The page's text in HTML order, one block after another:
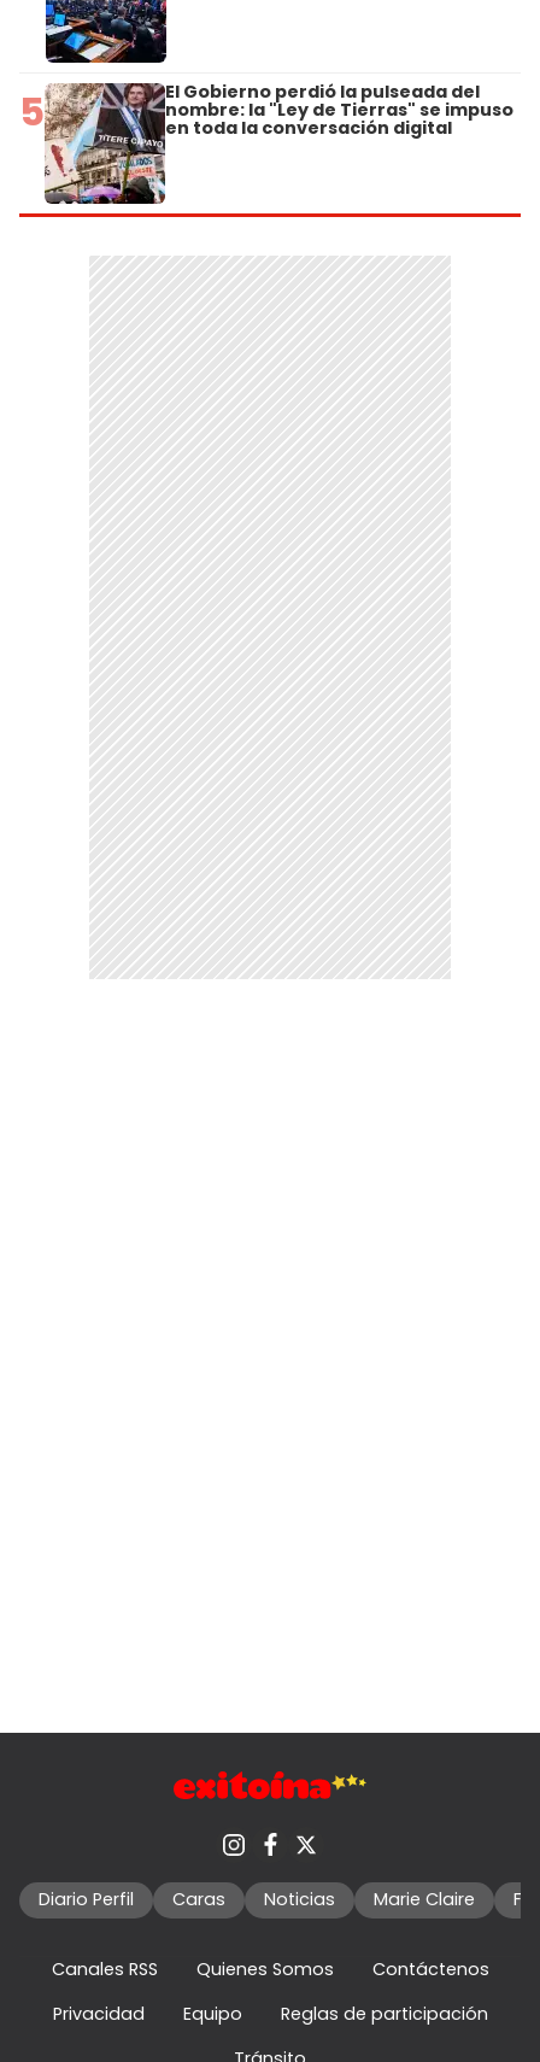
5 El Gobierno perdió la pulseada del
nombre: la "Ley de Tierras" se impuso
en toda la conversación digital
Diario Perfil Caras Noticias Marie Claire
Canales RSS Quienes Somos
Contáctenos
Privacidad
Equipo
Reglas de participación